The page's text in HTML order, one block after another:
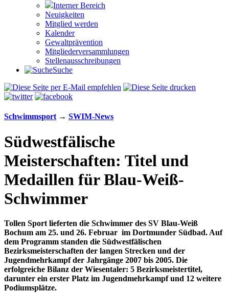
Interner Bereich
Neuigkeiten
Mitglied werden
Kalender
Gewaltprävention
Mitglieder­versammlungen
Stellen­aus­schrei­bungen
Suche
Schwimm­sport → SWIM-News
Südwestfälische
Meisterschaften: Titel und
Medaillen für Blau-Weiß-
Schwimmer
Tollen Sport lieferten die Schwimmer des SV Blau-Weiß
Bochum am 25. und 26. Februar im Dortmunder Südbad. Auf
dem Programm standen die Südwestfälischen
Bezirksmeisterschaften der langen Strecken und der
Jugendmehrkampf der Jahrgänge 2007 bis 2005. Die
erfolgreiche Bilanz der Wiesentaler: 5 Bezirksmeistertitel,
darunter ein erster Platz im Jugendmehrkampf und 12 weitere
Podiumsplätze.